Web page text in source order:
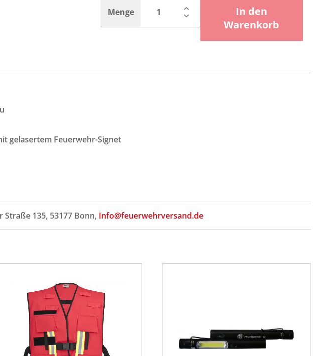
Menge
In den
Warenkorb
gelasertem Feuerwehr-Signet
Straße 135, 53177 Bonn, Info@feuerwehrversand.de